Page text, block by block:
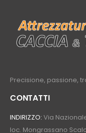
Precisione, passione,
CONTATTI
INDIRIZZO: Via
loc. Mongrassano